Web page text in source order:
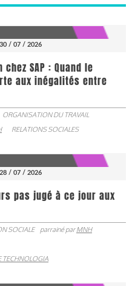
30 / 07 / 2026
SAP : Quand le
aux inégalités entre
ORGANISATION DU TRAVAIL
RELATIONS SOCIALES
28 / 07 / 2026
pas jugé à ce jour aux
SOCIALE parrainé parMNH
TECHNOLOGIA